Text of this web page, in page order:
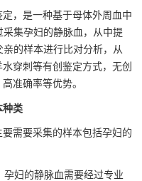
，是一种基于母体外周血中
集孕妇的静脉血，从中提
的样本进行比对分析，从
穿刺等有创鉴定方式，无创
准确率等优势。
种类
需要采集的样本包括孕妇的
妇的静脉血需要经过专业